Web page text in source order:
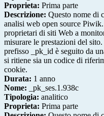
Proprieta: Prima parte
Descrizione: Questo nome di
analisi web open source
proprietari di siti Web a
misurare le prestazioni del
prefisso _pk_id è seguito da
si ritiene sia un codice di
cookie.
Durata: 1 anno
Nome: _pk_ses.1.938c
Tipologia: analitico
Proprieta: Prima parte